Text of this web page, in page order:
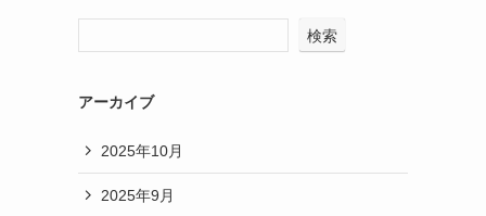
検索
アーカイブ
2025年10月
2025年9月